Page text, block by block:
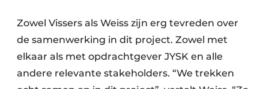
Zowel Vissers als Weiss zijn erg tevreden over
de samenwerking in dit project. Zowel met
elkaar als met opdrachtgever JYSK en alle
andere relevante stakeholders. “We trekken